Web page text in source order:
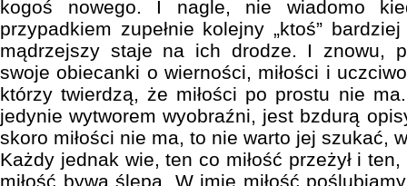
kogoś nowego. I nagle, nie wiadomo
przypadkiem zupełnie kolejny „ktoś”
mądrzejszy staje na ich drodze. I znowu,
swoje obiecanki o wierności, miłości i
którzy twierdzą, że miłości po prostu nie
jedynie wytworem wyobraźni, jest bzdurą
skoro miłości nie ma, to nie warto jej szukać,
Każdy jednak wie, ten co miłość przeżył i
miłość bywa ślepa. W imię miłość